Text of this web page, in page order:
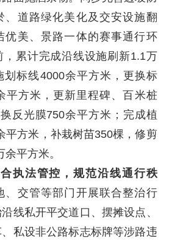
、道路绿化美化及交安设施翻
优美、景路一体的赛事通行环
，累计完成沿线设施刷新1.1万
划标线4000余平方米，更换标
平方米，更新里程碑、百米桩
反光膜750余平方米；完成植
平方米，补栽树苗350棵，修剪
平方米。
执法管控，规范沿线通行秩
、交管等部门开展联合整治行
线私开平交道口、摆摊设点、
私设非公路标志标牌等涉路违